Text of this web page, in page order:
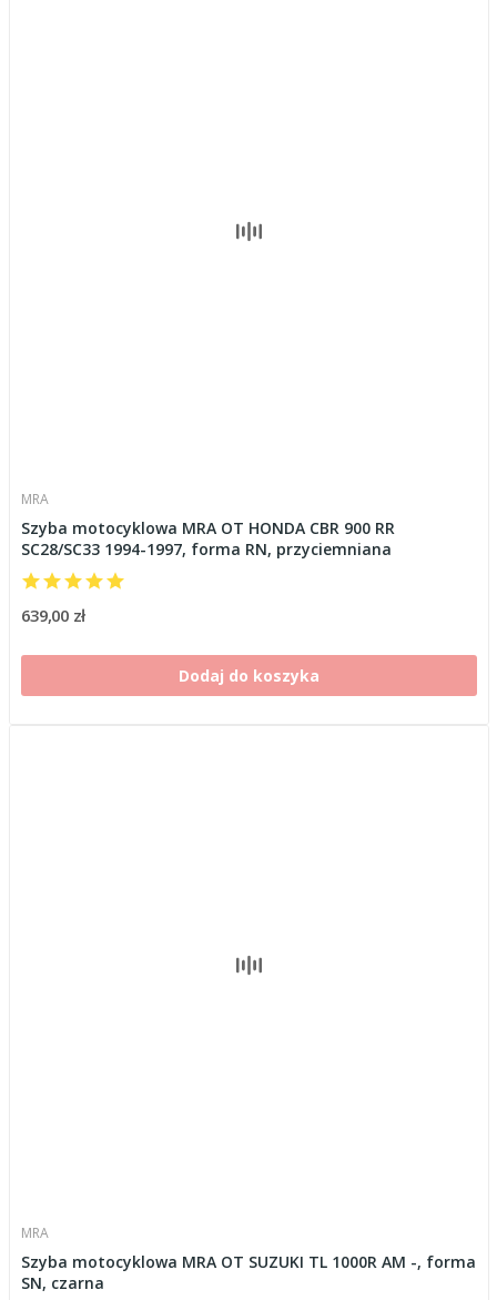
MRA
Szyba motocyklowa MRA OT HONDA CBR 900 RR
SC28/SC33 1994-1997, forma RN, przyciemniana
639,00 zł
Dodaj do koszyka
MRA
Szyba motocyklowa MRA OT SUZUKI TL 1000R AM -, forma
SN, czarna